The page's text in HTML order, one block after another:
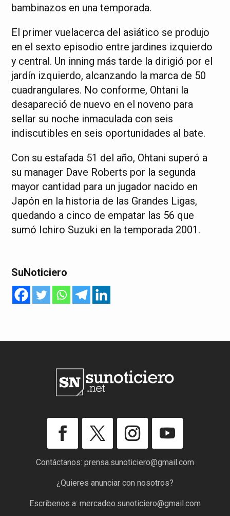
bambinazos en una temporada.
El primer vuelacerca del asiático se produjo
en el sexto episodio entre jardines izquierdo
y central. Un inning más tarde la dirigió por el
jardín izquierdo, alcanzando la marca de 50
cuadrangulares. No conforme, Ohtani la
desapareció de nuevo en el noveno para
sellar su noche inmaculada con seis
indiscutibles en seis oportunidades al bate.
Con su estafada 51 del año, Ohtani superó a
su manager Dave Roberts por la segunda
mayor cantidad para un jugador nacido en
Japón en la historia de las Grandes Ligas,
quedando a cinco de empatar las 56 que
sumó Ichiro Suzuki en la temporada 2001.
SuNoticiero
Contáctanos: prensa.sunoticiero@gmail.com
¿Quieres anunciar con nosotros?
Escríbenos a: mercadeo.sunoticiero@gmail.com